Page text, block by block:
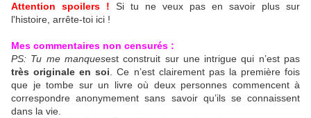
Attention spoilers ! Si tu ne veux pas en savoir plus sur
l'histoire, arrête-toi ici !
Mes commentaires non censurés :
PS: Tu me manquesest construit sur une intrigue qui n’est pas
très originale en soi . Ce n’est clairement pas la première fois
que je tombe sur un livre où deux personnes commencent à
correspondre anonymement sans savoir qu’ils se connaissent
dans la vie.